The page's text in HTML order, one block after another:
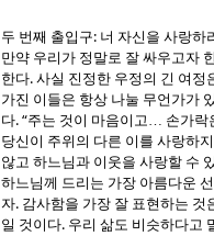
두 번째 출입구: 너 자신을 사랑하
만약 우리가 정말로 잘 싸우고자
한다. 사실 진정한 우정의 긴 여정
가진 이들은 항상 나눌 무언가가
다. “주는 것이 마음이고… 손가락
당신이 주위의 다른 이를 사랑하
않고 하느님과 이웃을 사랑할 수
하느님께 드리는 가장 아름다운
자. 감사함을 가장 잘 표현하는 것
일 것이다. 우리 삶도 비슷하다고